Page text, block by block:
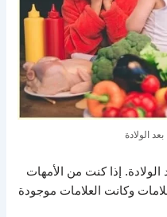
الولادة
إذا كنت من الأمهات
وكانت العلامات موجودة